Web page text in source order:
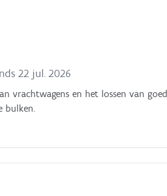
22 jul. 2026
vrachtwagens en het lossen van
bulken.